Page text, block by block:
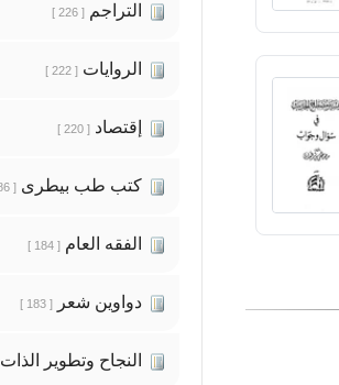
التراجم [ 226 ]
الروايات [ 222 ]
إقتصاد [ 220 ]
كتب طب بيطرى [ 186 ]
الفقه العام [ 184 ]
دواوين شعر [ 183 ]
النجاح وتطوير الذات